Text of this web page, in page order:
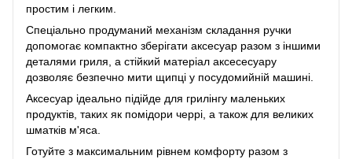
простим і легким.
Спеціально продуманий механізм складання ручки
допомогає компактно зберігати аксесуар разом з іншими
деталями гриля, а стійкий матеріал аксесесуару
дозволяє безпечно мити щипці у посудомийній машині.
Аксесуар ідеально підійде для грилінгу маленьких
продуктів, таких як помідори черрі, а також для великих
шматків м'яса.
Готуйте з максимальним рівнем комфорту разом з